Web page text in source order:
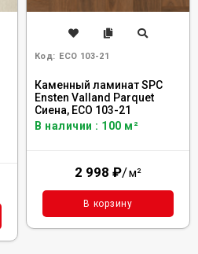
Код: ECO 103-21
Каменный ламинат SPC
Ensten Valland Parquet
Сиена, ECO 103-21
В наличии : 100 м²
2 998 ₽/м²
В корзину